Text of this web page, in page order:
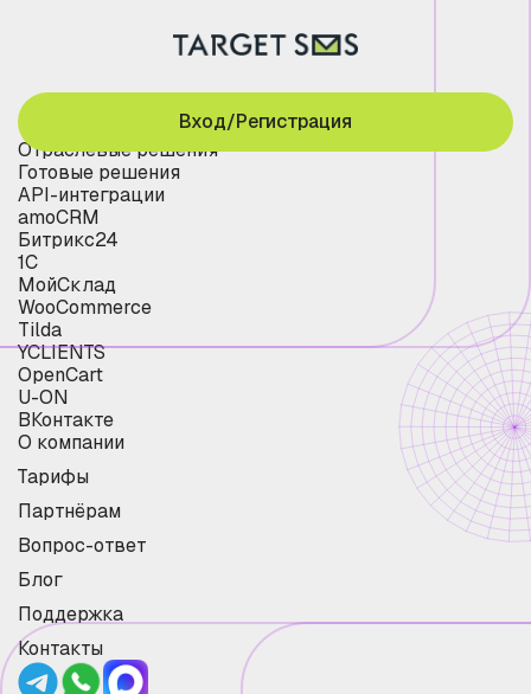
Отраслевые решения
Готовые решения
API-интеграции
amoCRM
Битрикс24
1С
МойСклад
WooCommerce
Tilda
YCLIENTS
OpenCart
U-ON
ВКонтакте
О компании
Тарифы
Партнёрам
Вопрос-ответ
Блог
Поддержка
Контакты
Вход/Регистрация